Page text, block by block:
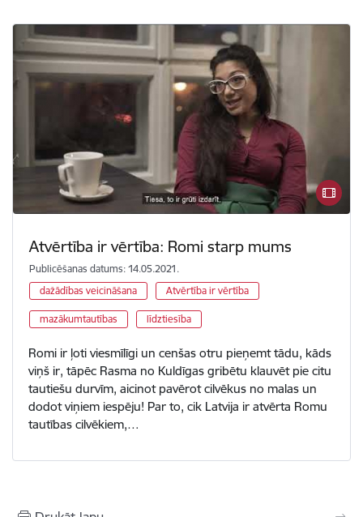
Atvērtība ir vērtība: Romi starp mums
Publicēšanas datums: 14.05.2021.
dažādības veicināšana
Atvērtība ir vērtība
mazākumtautības līdztiesība
Romi ir ļoti viesmīlīgi un cenšas otru pieņemt tādu, kāds
viņš ir, tāpēc Rasma no Kuldīgas gribētu klauvēt pie citu
tautiešu durvīm, aicinot pavērot cilvēkus no malas un
dodot viņiem iespēju! Par to, cik Latvija ir atvērta Romu
tautības cilvēkiem,…